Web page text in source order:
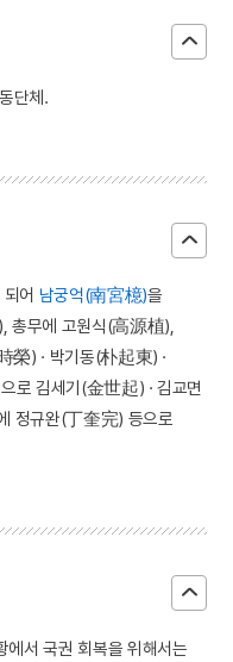
단체.
어 남궁억(南宮檍)을
총무에 고원식(高源植),
榮) · 박기동(朴起東) ·
로 김세기(金世起) · 김교면
정규완(丁奎完) 등으로
에서 국권 회복을 위해서는